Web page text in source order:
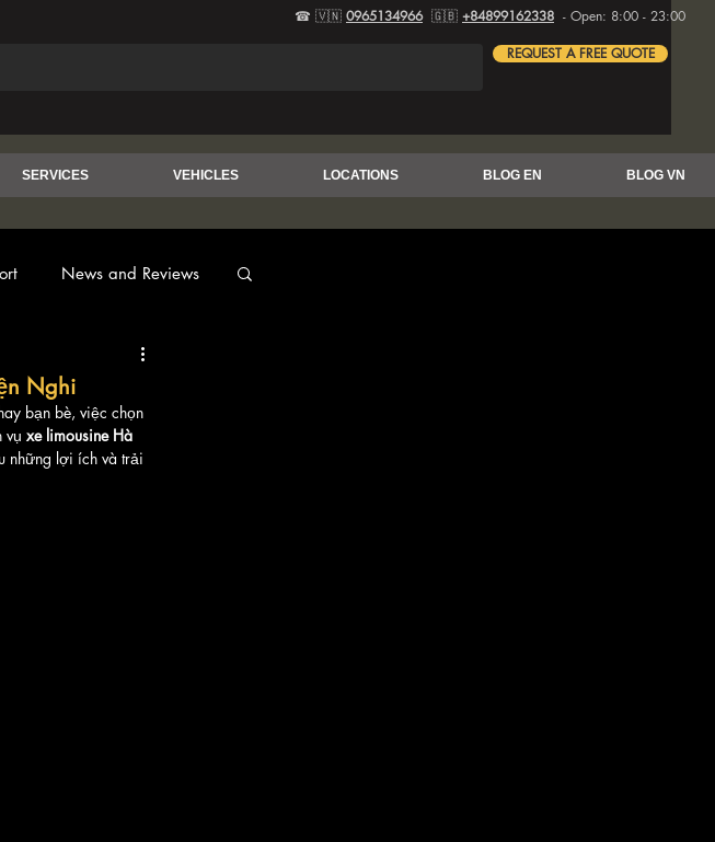
☎ 🇻🇳 0965134966🇬🇧 +84899162338 - Open: 8:00 - 23:00
REQUEST A FREE QUOTE
SERVICES VEHICLES LOCATIONS BLOG EN BLOG VN
News and Reviews
Nghi
bạn bè, việc chọn
vụ xe limousine Hà
những lợi ích và trải